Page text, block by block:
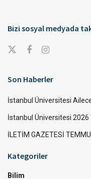
Bizi sosyal medyada
Son Haberler
İstanbul Üniversitesi
İstanbul Üniversitesi 2026
İLETİM GAZETESİ
Kategoriler
Bilim